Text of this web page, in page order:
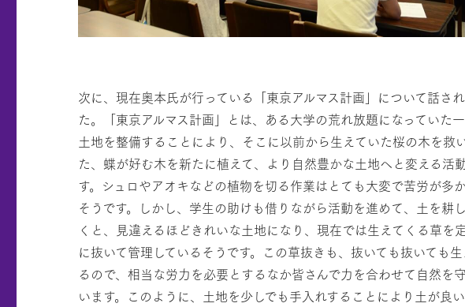
次に、現在奥本氏が行っている「東京アルマス計画」について話さ
た。「東京アルマス計画」とは、ある大学の荒れ放題になっていた
土地を整備することにより、そこに以前から生えていた桜の木を救
た、蝶が好む木を新たに植えて、より自然豊かな土地へと変える活
す。シュロやアオキなどの植物を切る作業はとても大変で苦労が多
そうです。しかし、学生の助けも借りながら活動を進めて、土を耕
くと、見違えるほどきれいな土地になり、現在では生えてくる草を
に抜いて管理しているそうです。この草抜きも、抜いても抜いても生
るので、相当な労力を必要とするなか皆さんで力を合わせて自然を
います。このように、土地を少しでも手入れすることにより土が良